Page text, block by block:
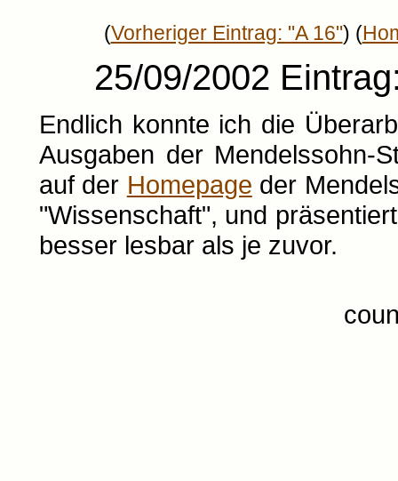
(Vorheriger Eintrag: "A 16") (
25/09/2002
Endlich konnte ich die
Ausgaben der Mendelssohn-
auf der Homepage der
"Wissenschaft", und
besser lesbar als je zuvor.